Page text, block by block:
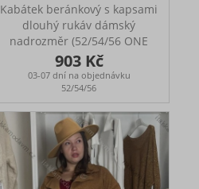
Kabátek beránkový s kapsami
dlouhý rukáv dámský
nadrozměr (52/54/56 ONE
SIZE) ITALSKÁ MÓDA
IMC25403
Prsa 134cm, Boky 134cm,
Délka 65cm
903 Kč
03-07 dní na objednávku
52/54/56